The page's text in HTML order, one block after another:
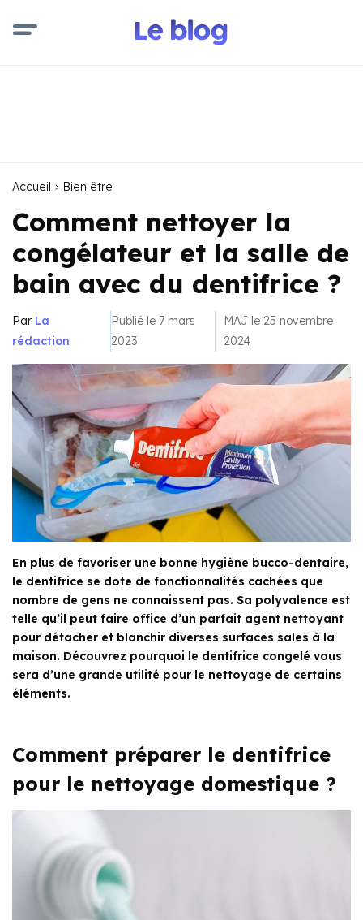
Accueil Bien être
Comment nettoyer la
congélateur et la salle de
bain avec du dentifrice ?
Par La
rédaction
Publié le 7 mars
2023
MAJ le 25 novembre
2024
En plus de favoriser une bonne hygiène bucco-dentaire,
le dentifrice se dote de fonctionnalités cachées que
nombre de gens ne connaissent pas. Sa polyvalence est
telle qu’il peut faire office d’un parfait agent nettoyant
pour détacher et blanchir diverses surfaces sales à la
maison. Découvrez pourquoi le dentifrice congelé vous
sera d’une grande utilité pour le nettoyage de certains
éléments.
Comment préparer le dentifrice
pour le nettoyage domestique ?